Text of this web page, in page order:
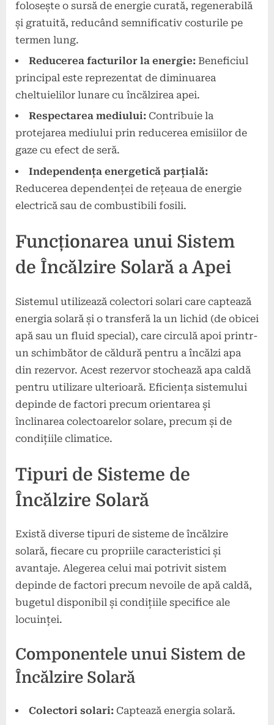
folosește o sursă de energie curată, regenerabilă
și gratuită, reducând semnificativ costurile pe
termen lung.
Reducerea facturilor la energie: Beneficiul
principal este reprezentat de diminuarea
cheltuielilor lunare cu încălzirea apei.
Respectarea mediului: Contribuie la
protejarea mediului prin reducerea emisiilor de
gaze cu efect de seră.
Independența energetică parțială:
Reducerea dependenței de rețeaua de energie
electrică sau de combustibili fosili.
Funcționarea unui Sistem
de Încălzire Solară a Apei
Sistemul utilizează colectori solari care captează
energia solară și o transferă la un lichid (de obicei
apă sau un fluid special), care circulă apoi printr-
un schimbător de căldură pentru a încălzi apa
din rezervor. Acest rezervor stochează apa caldă
pentru utilizare ulterioară. Eficiența sistemului
depinde de factori precum orientarea și
înclinarea colectoarelor solare, precum și de
condițiile climatice.
Tipuri de Sisteme de
Încălzire Solară
Există diverse tipuri de sisteme de încălzire
solară, fiecare cu propriile caracteristici și
avantaje. Alegerea celui mai potrivit sistem
depinde de factori precum nevoile de apă caldă,
bugetul disponibil și condițiile specifice ale
locuinței.
Componentele unui Sistem de
Încălzire Solară
Colectori solari: Captează energia solară.